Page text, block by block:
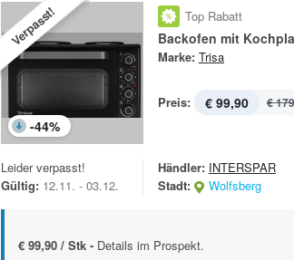
Verpasst!
-44%
Top Rabatt
Backofen mit
Marke: Trisa
Preis: € 99,90 €
Leider verpasst!
Gültig: 12.11. - 03.12.
Händler: INTERSPAR
Stadt:
Wolfsberg
€ 99,90 / Stk - Details im Prospekt.